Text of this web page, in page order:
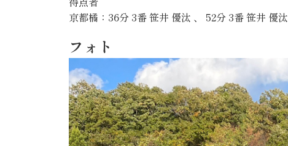
京都橘：36分 3番 笹井 優汰 、 52分 3番 笹井 優汰
フォト